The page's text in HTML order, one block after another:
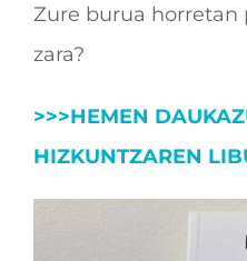
Zure burua horretan
zara?
>>>HEMEN
HIZKUNTZAREN